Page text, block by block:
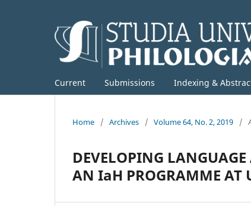
Current Submissions Indexing &
Home / Archives / Volume 64, No. 2, 2019 /
DEVELOPING
AN IaH PROGRAMME AT